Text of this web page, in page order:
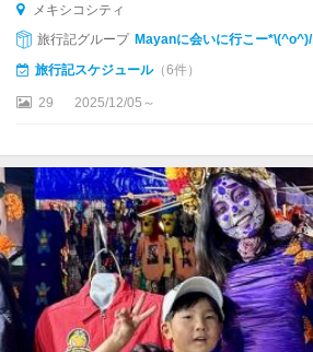
ベ
ラ
ク
ス
ホ
ル
ボ
ッ
シ
ュ
ボ
メキシコシティ
旅行記グループ Mayanに会いに行こー*\(^o^)/
旅行記スケジュール（6件）
29 2025/12/05～